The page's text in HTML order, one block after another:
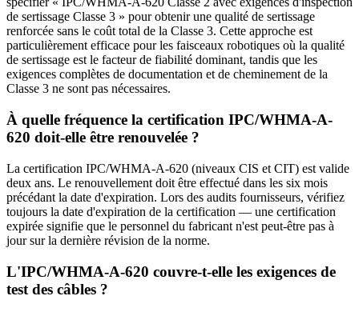
de sertissage Classe 3 » pour obtenir une qualité de sertissage
renforcée sans le coût total de la Classe 3. Cette approche est
particulièrement efficace pour les faisceaux robotiques où la qualité
de sertissage est le facteur de fiabilité dominant, tandis que les
exigences complètes de documentation et de cheminement de la
Classe 3 ne sont pas nécessaires.
À quelle fréquence la certification IPC/WHMA-A-
620 doit-elle être renouvelée ?
La certification IPC/WHMA-A-620 (niveaux CIS et CIT) est valide
deux ans. Le renouvellement doit être effectué dans les six mois
précédant la date d'expiration. Lors des audits fournisseurs, vérifiez
toujours la date d'expiration de la certification — une certification
expirée signifie que le personnel du fabricant n'est peut-être pas à
jour sur la dernière révision de la norme.
L'IPC/WHMA-A-620 couvre-t-elle les exigences de
test des câbles ?